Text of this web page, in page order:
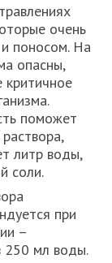
очень
поносом. На
опасны,
критичное
поможет
литр воды,
соли.
при
–
250 мл воды.